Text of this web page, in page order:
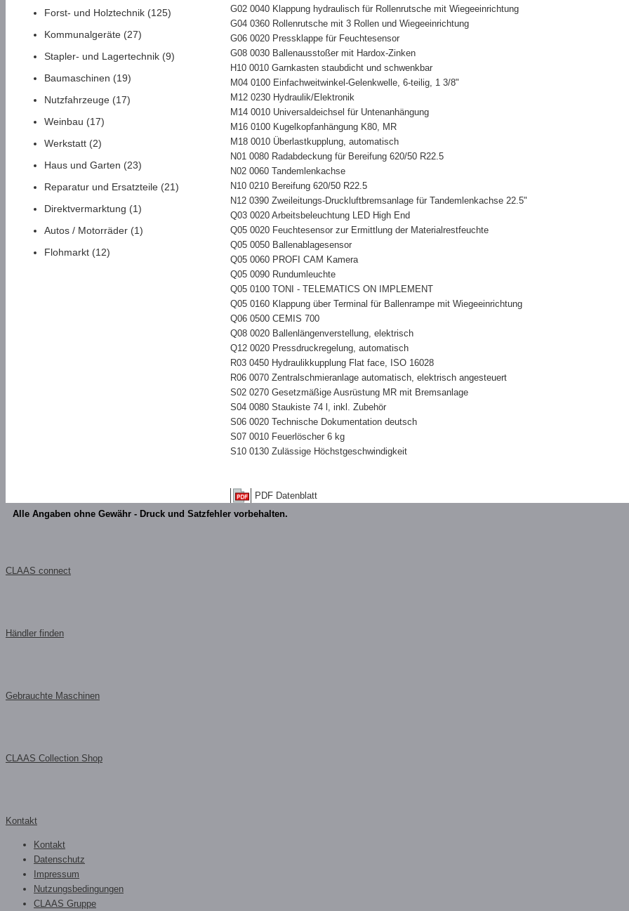
Forst- und Holztechnik (125)
Kommunalgeräte (27)
Stapler- und Lagertechnik (9)
Baumaschinen (19)
Nutzfahrzeuge (17)
Weinbau (17)
Werkstatt (2)
Haus und Garten (23)
Reparatur und Ersatzteile (21)
Direktvermarktung (1)
Autos / Motorräder (1)
Flohmarkt (12)
G02 0040 Klappung hydraulisch für Rollenrutsche mit Wiegeeinrichtung
G04 0360 Rollenrutsche mit 3 Rollen und Wiegeeinrichtung
G06 0020 Pressklappe für Feuchtesensor
G08 0030 Ballenausstoßer mit Hardox-Zinken
H10 0010 Garnkasten staubdicht und schwenkbar
M04 0100 Einfachweitwinkel-Gelenkwelle, 6-teilig, 1 3/8"
M12 0230 Hydraulik/Elektronik
M14 0010 Universaldeichsel für Untenanhängung
M16 0100 Kugelkopfanhängung K80, MR
M18 0010 Überlastkupplung, automatisch
N01 0080 Radabdeckung für Bereifung 620/50 R22.5
N02 0060 Tandemlenkachse
N10 0210 Bereifung 620/50 R22.5
N12 0390 Zweileitungs-Druckluftbremsanlage für Tandemlenkachse 22.5"
Q03 0020 Arbeitsbeleuchtung LED High End
Q05 0020 Feuchtesensor zur Ermittlung der Materialrestfeuchte
Q05 0050 Ballenablagesensor
Q05 0060 PROFI CAM Kamera
Q05 0090 Rundumleuchte
Q05 0100 TONI - TELEMATICS ON IMPLEMENT
Q05 0160 Klappung über Terminal für Ballenrampe mit Wiegeeinrichtung
Q06 0500 CEMIS 700
Q08 0020 Ballenlängenverstellung, elektrisch
Q12 0020 Pressdruckregelung, automatisch
R03 0450 Hydraulikkupplung Flat face, ISO 16028
R06 0070 Zentralschmieranlage automatisch, elektrisch angesteuert
S02 0270 Gesetzmäßige Ausrüstung MR mit Bremsanlage
S04 0080 Staukiste 74 l, inkl. Zubehör
S06 0020 Technische Dokumentation deutsch
S07 0010 Feuerlöscher 6 kg
S10 0130 Zulässige Höchstgeschwindigkeit
PDF Datenblatt
Alle Angaben ohne Gewähr - Druck und Satzfehler vorbehalten.
CLAAS connect
Händler finden
Gebrauchte Maschinen
CLAAS Collection Shop
Kontakt
Kontakt
Datenschutz
Impressum
Nutzungsbedingungen
CLAAS Gruppe